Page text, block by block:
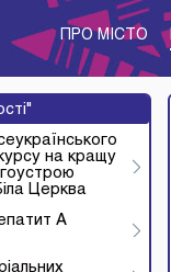
ПРО МІСТО
на кращу
Церква
А